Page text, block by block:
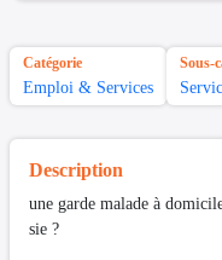
Catégorie
Emploi & Services
Sous-
Description
une garde malade à
sie ?